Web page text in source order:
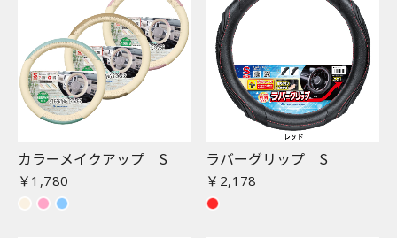
カラーメイクアップ S
￥1,780
ラバーグリップ S
￥2,178